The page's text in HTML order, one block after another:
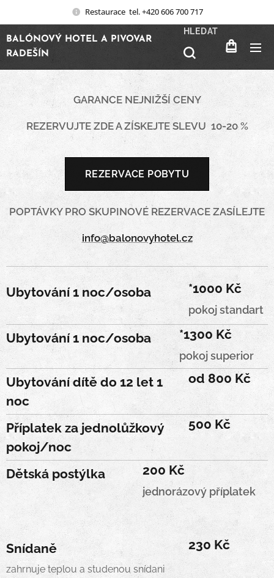
Restaurace tel. +420 606 700 717
BALÓNOVÝ HOTEL A PIVOVAR
RADEŠÍN
HLEDAT
GARANCE NEJNIŽŠÍ CENY
REZERVUJTE ZDE A ZÍSKEJTE SLEVU 10-20 %
REZERVACE POBYTU
POPTÁVKY PRO SKUPINOVÉ REZERVACE ZASÍLEJTE
info@balonovyhotel.cz
Ubytování 1 noc/osoba *1000 Kč
pokoj standart
Ubytování 1 noc/osoba *1300 Kč
pokoj superior
Ubytování dítě do 12 let 1
noc
od 800 Kč
Příplatek za jednolůžkový
pokoj/noc
500 Kč
Dětská postýlka 200 Kč
jednorázový příplatek
Snídaně
zahrnuje teplou a studenou snídani
230 Kč